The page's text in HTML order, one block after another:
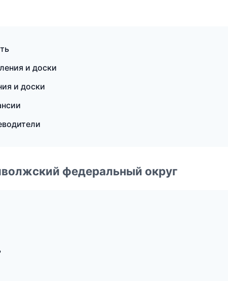
и доски
и доски
федеральный округ